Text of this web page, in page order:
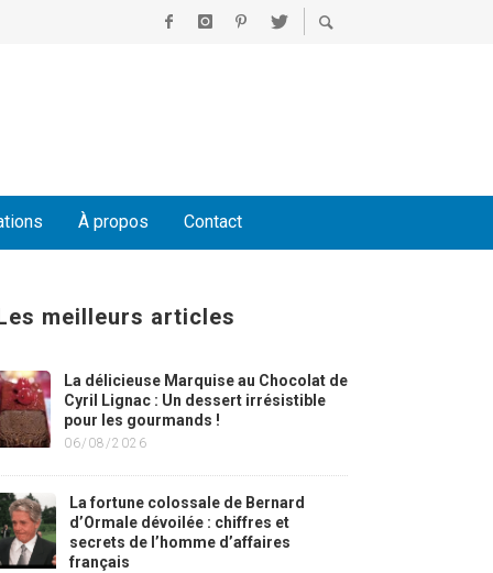
À propos Contact
meilleurs articles
La délicieuse Marquise au Chocolat de
Cyril Lignac : Un dessert irrésistible
pour les gourmands !
06/08/2026
La fortune colossale de Bernard
d’Ormale dévoilée : chiffres et
secrets de l’homme d’affaires
français